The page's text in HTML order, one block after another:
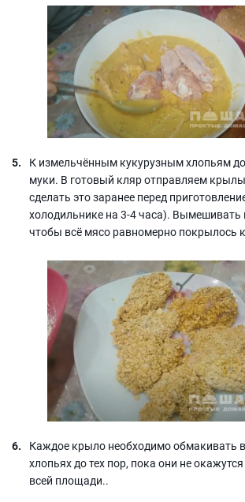
К измельчённым кукурузным хлопьям
муки. В готовый кляр отправляем
сделать это заранее перед
холодильнике на 3-4 часа).
чтобы всё мясо равномерно покрылось
Каждое крыло необходимо обмакивать
хлопьях до тех пор, пока они не
всей площади..